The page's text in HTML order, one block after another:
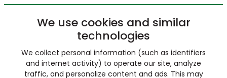
We use cookies and similar
technologies
We collect personal information (such as identifiers
and internet activity) to operate our site, analyze
traffic, and personalize content and ads. This may